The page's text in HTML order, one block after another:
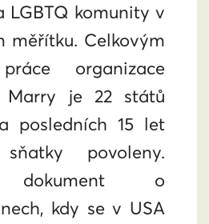
LGBTQ komunity v
měřítku. Celkovým
organizace
Marry je 22 států
posledních 15 let
povoleny.
dokument o
kdy se v USA